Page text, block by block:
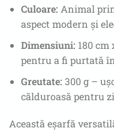
Culoare: Animal
aspect modern și
Dimensiuni: 180
pentru a fi purtată
Greutate: 300 g –
călduroasă pentru
Această eșarfă